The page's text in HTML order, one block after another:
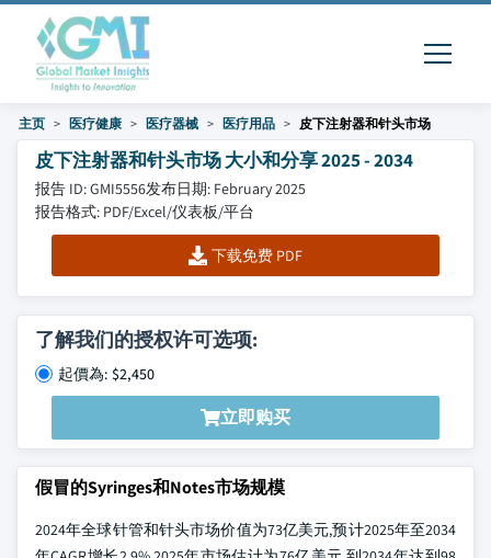
主页 医疗健康 医疗器械 医疗用品 皮下注射器和针头市场
皮下注射器和针头市场 大小和分享 2025 - 2034
报告 ID: GMI5556发布日期: February 2025
报告格式: PDF/Excel/仪表板/平台
下载免费 PDF
了解我们的授权许可选项:
起價為: $2,450
立即购买
假冒的Syringes和Notes市场规模
2024年全球针管和针头市场价值为73亿美元,预计2025年至2034